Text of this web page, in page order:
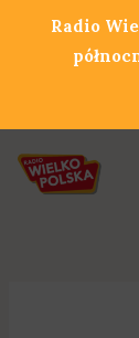
Radio